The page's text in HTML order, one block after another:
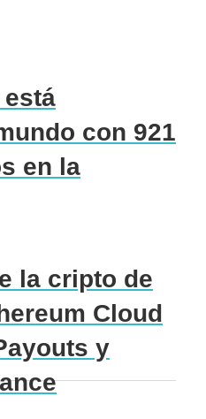
está
con 921
en la
la cripto de
Cloud
y